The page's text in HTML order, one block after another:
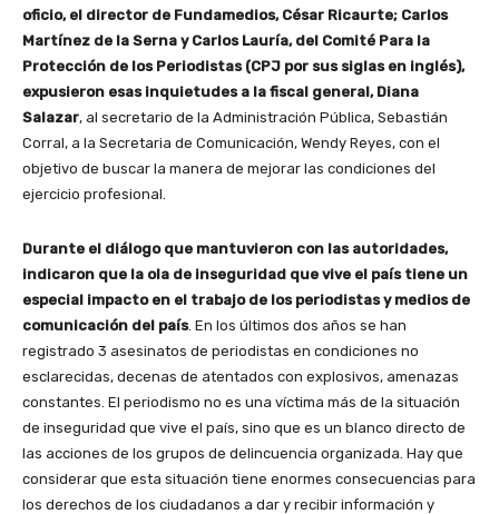
oficio, el director de Fundamedios, César Ricaurte; Carlos
Martínez de la Serna y Carlos Lauría, del Comité Para la
Protección de los Periodistas (CPJ por sus siglas en inglés),
expusieron esas inquietudes a la fiscal general, Diana
Salazar, al secretario de la Administración Pública, Sebastián
Corral, a la Secretaria de Comunicación, Wendy Reyes, con el
objetivo de buscar la manera de mejorar las condiciones del
ejercicio profesional.
Durante el diálogo que mantuvieron con las autoridades,
indicaron que la ola de inseguridad que vive el país tiene un
especial impacto en el trabajo de los periodistas y medios de
comunicación del país. En los últimos dos años se han
registrado 3 asesinatos de periodistas en condiciones no
esclarecidas, decenas de atentados con explosivos, amenazas
constantes. El periodismo no es una víctima más de la situación
de inseguridad que vive el país, sino que es un blanco directo de
las acciones de los grupos de delincuencia organizada. Hay que
considerar que esta situación tiene enormes consecuencias para
los derechos de los ciudadanos a dar y recibir información y